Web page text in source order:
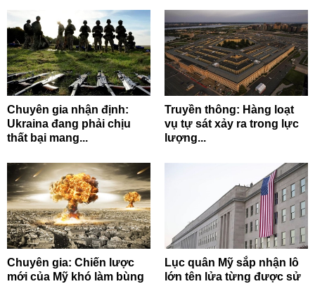
Chuyên gia nhận định:
Ukraina đang phải chịu
thất bại mang...
Truyền thông: Hàng loạt
vụ tự sát xảy ra trong lực
lượng...
Chuyên gia: Chiến lược
mới của Mỹ khó làm bùng
Lục quân Mỹ sắp nhận lô
lớn tên lửa từng được sử